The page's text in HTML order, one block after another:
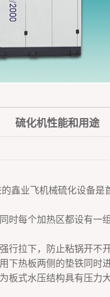
硫化机性能和用途
鑫业飞机械硫化设备是
时每个加热区都设有一
行拉下，防止粘锅开不开
下热板两侧的垫铁同时
板式水压结构具有压力